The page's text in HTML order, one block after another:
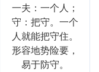
一夫：一个人；
守：把守。一个
人就能把守住。
形容地势险要，
易于防守。